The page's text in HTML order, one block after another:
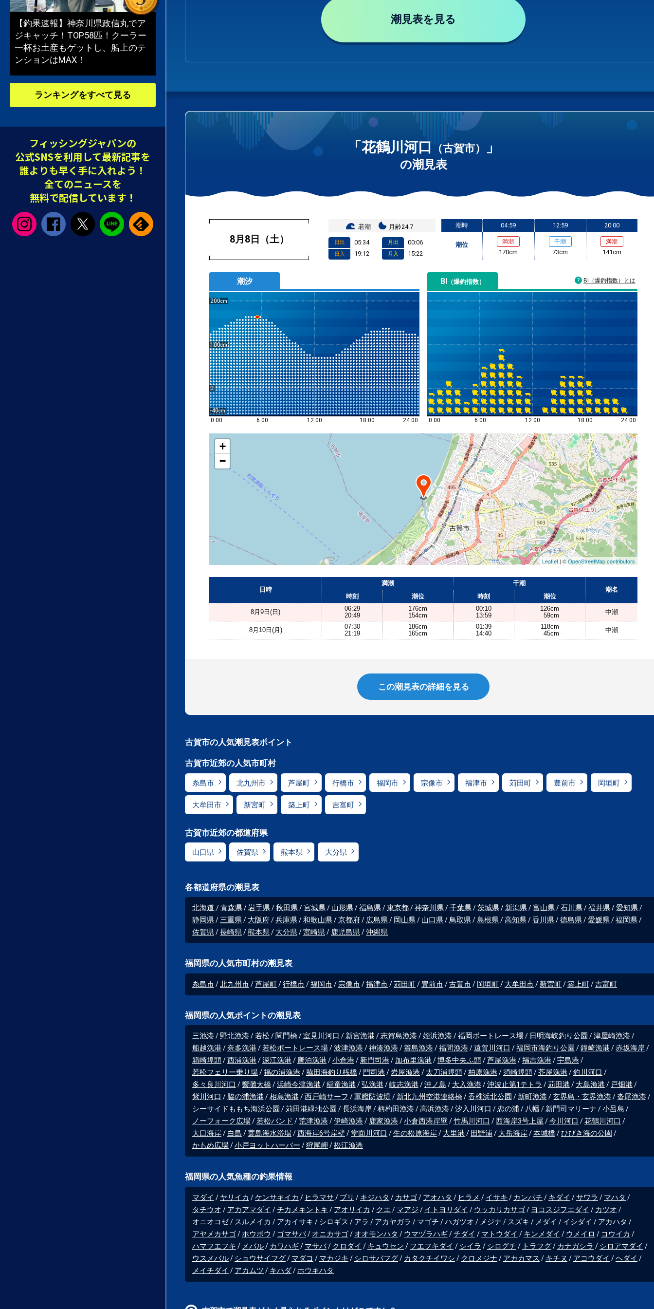
潮見表を見る
「花鶴川河口 （古賀市） 」
の潮見表
8月8日（土）
若潮 月齢24.7
日出 05:34
日入 19:12
月出 00:06
月入 15:22
潮時
潮位
04:59
満潮
170cm
12:59
干潮
73cm
20:00
満潮
141cm
潮汐
200
100
0
-40
0:00
6:00 12:00 18:00 24:00
BI （爆釣指数）
0:00 6:00 12:00 18:00 24:00
BI（爆釣指数）とは
+
−
Leaflet| ©OpenStreetMap contributors
日時
満潮
干潮
潮名
時刻
潮位 時刻 潮位
8月9日(日)
06:29
20:49
176cm
154cm
00:10
13:59
126cm
59cm
中潮
8月10日(月)
07:30
21:19
186cm
165cm
01:39
14:40
118cm
45cm
中潮
この潮見表の詳細を見る
古賀市の人気潮見表ポイント
古賀市近郊の人気市町村
糸島市 北九州市 芦屋町 行橋市 福岡市 宗像市 福津市 苅田町 豊前市 岡垣町
大牟田市 新宮町 築上町 吉富町
古賀市近郊の都道府県
山口県 佐賀県 熊本県 大分県
各都道府県の潮見表
北海道 青森県 岩手県 秋田県 宮城県 山形県 福島県 東京都 神奈川県 千葉県 茨城県 新潟県 富山県 石川県 福井県
愛知県
静岡県
三重県 大阪府 兵庫県 和歌山県 京都府 広島県 岡山県 山口県 鳥取県 島根県 高知県 香川県 徳島県 愛媛県
福岡県
佐賀県
長崎県 熊本県 大分県 宮崎県 鹿児島県 沖縄県
福岡県の人気市町村の潮見表
糸島市 北九州市 芦屋町 行橋市 福岡市 宗像市 福津市 苅田町 豊前市 古賀市 岡垣町 大牟田市 新宮町 築上町 吉富町
福岡県の人気ポイントの潮見表
三池港 野北漁港 若松 関門橋 室見川河口 新宮漁港 志賀島漁港 姪浜漁港 福岡ボートレース場 日明海峡釣り公園
津屋崎漁港
船越漁港
奈多漁港 若松ボートレース場 波津漁港 神湊漁港 簑島漁港 福間漁港 遠賀川河口 福岡市海釣り公園 鐘崎漁港
赤坂海岸
箱崎埠頭
西浦漁港 深江漁港 唐泊漁港 小倉港 新門司港 加布里漁港 博多中央ふ頭 芦屋漁港 福吉漁港
宇島港
若松フェリー乗り場
福の浦漁港 脇田海釣り桟橋 門司港 岩屋漁港 太刀浦埠頭 柏原漁港 須崎埠頭 芥屋漁港
釣川河口
多々良川河口
響灘大橋 浜崎今津漁港 稲童漁港 弘漁港 岐志漁港 沖ノ島 大入漁港 沖波止第1テトラ 苅田港 大島漁港
戸畑港
紫川河口
脇の浦漁港 相島漁港 西戸崎サーフ 軍艦防波堤 新北九州空港連絡橋 香椎浜北公園 新町漁港 玄界島・玄界漁港
沓尾漁港
シーサイドももち海浜公園
苅田港緑地公園 長浜海岸 柄杓田漁港 高浜漁港 汐入川河口 恋の浦 八幡 新門司マリーナ
小呂島
ノーフォーク広場
若松バンド 荒津漁港 伊崎漁港 鹿家漁港 小倉西港岸壁 竹馬川河口 西海岸3号上屋 今川河口
花鶴川河口
大口海岸
白島 蓑島海水浴場 西海岸6号岸壁 堂面川河口 生の松原海岸 大里港 田野浦 大岳海岸 本城橋
ひびき海の公園
かもめ広場
小戸ヨットハーバー 狩尾岬 松江漁港
福岡県の人気魚種の釣果情報
マダイ ヤリイカ ケンサキイカ ヒラマサ ブリ キジハタ カサゴ アオハタ ヒラメ イサキ カンパチ キダイ サワラ
マハタ
タチウオ
アカアマダイ チカメキントキ アオリイカ クエ マアジ イトヨリダイ ウッカリカサゴ ヨコスジフエダイ
カツオ
オニオコゼ
スルメイカ アカイサキ シロギス アラ アカヤガラ マゴチ ハガツオ メジナ スズキ メダイ イシダイ
アカハタ
アヤメカサゴ
ホウボウ ゴマサバ オニカサゴ オオモンハタ ウマヅラハギ チダイ マトウダイ キンメダイ ウメイロ
コウイカ
ハマフエフキ
メバル カワハギ マサバ クロダイ キュウセン フエフキダイ シイラ シログチ トラフグ カナガシラ
シロアマダイ
ウスメバル
ショウサイフグ マダコ マカジキ シロサバフグ カタクチイワシ クロメジナ アカカマス キチヌ アコウダイ
ヘダイ
メイチダイ
アカムツ キハダ ホウキハタ
【釣果速報】神奈川県政信丸でア
ジキャッチ！TOP58匹！クーラー
一杯お土産もゲットし、船上のテ
ンションはMAX！
ランキングをすべて見る
フィッシングジャパンの
公式SNSを利用して最新記事を
誰よりも早く手に入れよう！
全てのニュースを
無料で配信しています！